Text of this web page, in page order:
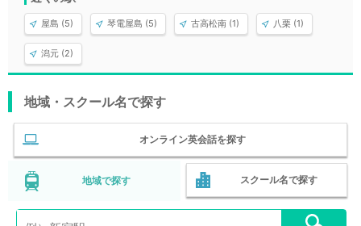
屋島 (5) 琴電屋島 (5) 古高松南 (1) 八栗 (1)
潟元 (2)
地域・スクール名で探す
オンライン英会話を探す
地域で探す スクール名で探す